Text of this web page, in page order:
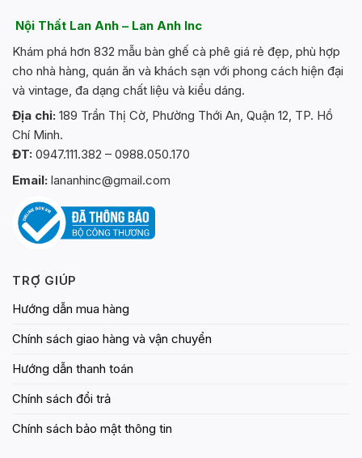
nhiều
biến
thể.
Các
tùy
có
thể
được
trên
trang
sản
phẩm
Nội Thất Lan Anh – Lan Anh Inc
Khám phá hơn 832 mẫu bàn ghế cà phê giá rẻ đẹp, phù hợp
cho nhà hàng, quán ăn và khách sạn với phong cách hiện đại
và vintage, đa dạng chất liệu và kiểu dáng.
Địa chỉ: 189 Trần Thị Cờ, Phường Thới An, Quận 12, TP. Hồ
Chí Minh.
ĐT: 0947.111.382 – 0988.050.170
Email: lananhinc@gmail.com
TRỢ GIÚP
Hướng dẫn mua hàng
Chính sách giao hàng và vận chuyển
Hướng dẫn thanh toán
Chính sách đổi trả
Chính sách bảo mật thông tin